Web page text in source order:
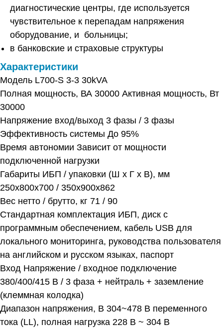
диагностические центры, где используется
чувствительное к перепадам напряжения
оборудование, и больницы;
в банковские и страховые структуры
Характеристики
Модель L700-S 3-3 30kVA
Полная мощность, ВА 30000 Активная мощность, Вт
30000
Напряжение вход/выход 3 фазы / 3 фазы
Эффективность системы До 95%
Время автономии Зависит от мощности
подключенной нагрузки
Габариты ИБП / упаковки (Ш х Г х В), мм
250x800x700 / 350x900x862
Вес нетто / брутто, кг 71 / 90
Стандартная комплектация ИБП, диск с
программным обеспечением, кабель USB для
локального мониторинга, руководства пользователя
на английском и русском языках, паспорт
Вход Напряжение / входное подключение
380/400/415 В / 3 фаза + нейтраль + заземление
(клеммная колодка)
Диапазон напряжения, В 304~478 В переменного
тока (LL), полная нагрузка 228 В ~ 304 В